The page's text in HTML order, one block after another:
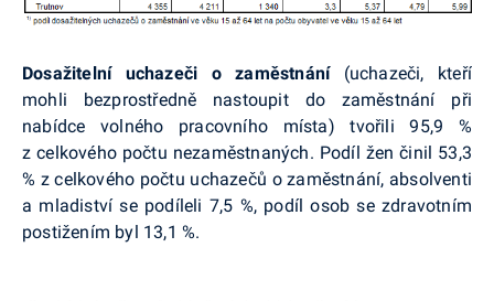
Dosažitelní uchazeči o zaměstnání (uchazeči, kteří
mohli bezprostředně nastoupit do zaměstnání při
nabídce volného pracovního místa) tvořili 95,9 %
z celkového počtu nezaměstnaných. Podíl žen činil 53,3
% z celkového počtu uchazečů o zaměstnání, absolventi
a mladiství se podíleli 7,5 %, podíl osob se zdravotním
postižením byl 13,1 %.